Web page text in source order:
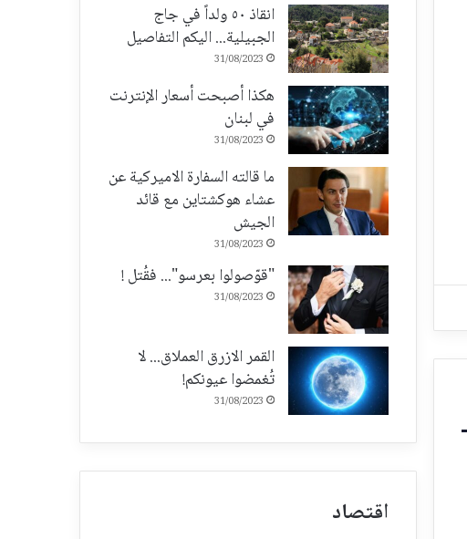
انقاذ ٥٠ ولداً في جاج
الجبيلية... اليكم التفاصيل
31/08/2023
هكذا أصبحت أسعار الإنترنت
في لبنان
31/08/2023
ما قالته السفارة الاميركية عن
عشاء هوكشتاين مع قائد
الجيش
31/08/2023
"قوّصولوا بعرسو"... فقُتل !
31/08/2023
القمر الازرق العملاق... لا
تُغمضوا عيونكم!
31/08/2023
اقتصاد